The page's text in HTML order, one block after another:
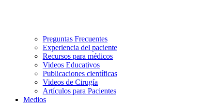
Preguntas Frecuentes
Experiencia del paciente
Recursos para médicos
Videos Educativos
Publicaciones científicas
Videos de Cirugía
Artículos para Pacientes
Medios